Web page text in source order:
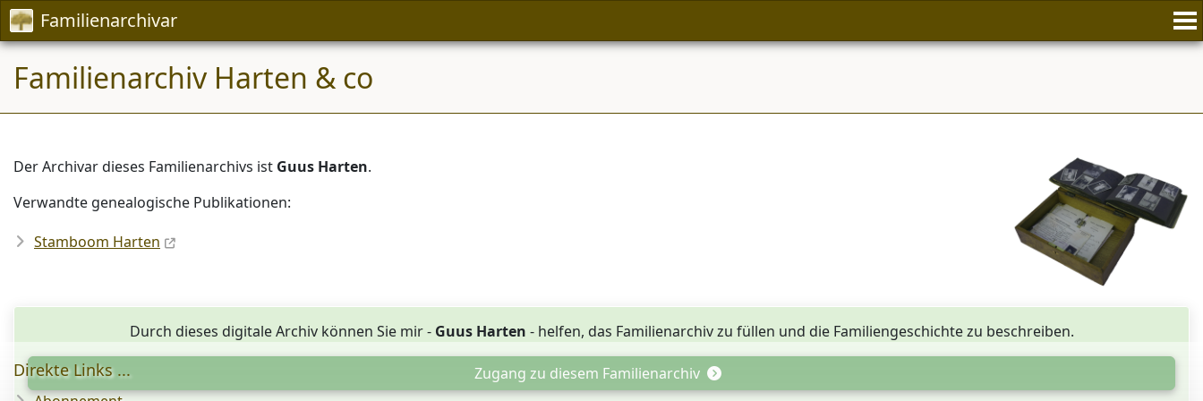
Familienarchivar
Familienarchiv Harten & co
Der Archivar dieses Familienarchivs ist Guus Harten.
Verwandte genealogische Publikationen:
Stamboom Harten
Durch dieses digitale Archiv können Sie mir - Guus Harten - helfen, das Familienarchiv zu füllen und die Familiengeschichte zu beschreiben.
Zugang zu diesem Familienarchiv
Direkte Links ...